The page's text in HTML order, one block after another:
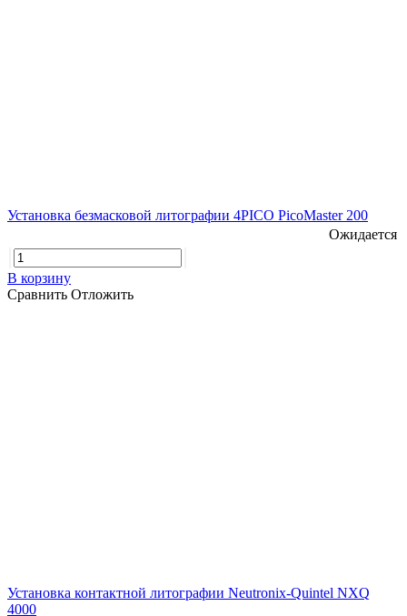
Установка безмасковой литографии 4PICO PicoMaster 200
Ожидается
В корзину
Сравнить Отложить
Установка контактной литографии Neutronix-Quintel NXQ
4000